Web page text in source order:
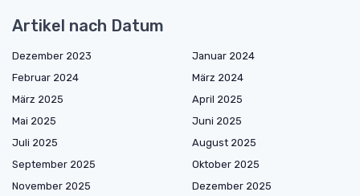
Artikel nach Datum
Dezember 2023
Januar 2024
Februar 2024
März 2024
März 2025
April 2025
Mai 2025
Juni 2025
Juli 2025
August 2025
September 2025
Oktober 2025
November 2025
Dezember 2025